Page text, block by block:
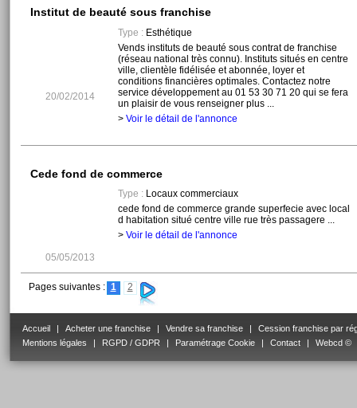
Institut de beauté sous franchise
20/02/2014
Type :Esthétique
Vends instituts de beauté sous contrat de franchise
(réseau national très connu). Instituts situés en centre
ville, clientèle fidélisée et abonnée, loyer et
conditions financières optimales. Contactez notre
service développement au 01 53 30 71 20 qui se fera
un plaisir de vous renseigner plus ...
> Voir le détail de l'annonce
Cede fond de commerce
05/05/2013
Type :Locaux commerciaux
cede fond de commerce grande superfecie avec local
d habitation situé centre ville rue très passagere ...
> Voir le détail de l'annonce
Pages suivantes : 1 2
Accueil Acheter une franchise Vendre sa franchise
Cession franchise par
Mentions légales
RGPD / GDPR Paramétrage Cookie Contact Webcd ©